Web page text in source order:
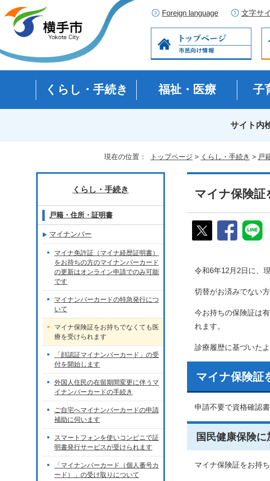
Foreign language 文字サ
くらし・手続き 福祉・医療 子
サイト内
現在の位置： トップページ > くらし・手続き > 戸
マイナ保険
令和6年12月2日に、
切替がお済みでない
今お持ちの保険証は
れます。
診療履歴に基づいた
マイナ保険証
申請不要で資格確認
国民健康保険
マイナ保険証をお持
くらし・手続き
戸籍・住所・証明書
マイナンバー
マイナ免許証（マイナ経歴証明書）
をお持ちの方のマイナンバーカード
の更新はオンライン申請でのみ可能
です
マイナンバーカードの特急発行につ
いて
マイナ保険証をお持ちでなくても医
療を受けられます
「顔認証マイナンバーカード」の受
付を開始します
外国人住民の在留期間変更に伴うマ
イナンバーカードの手続き
ご自宅へマイナンバーカードの申請
補助に伺います
スマートフォンを使いコンビニで証
明書発行サービスが受けられます
「マイナンバーカード（個人番号カ
ード）」の受け取りについて